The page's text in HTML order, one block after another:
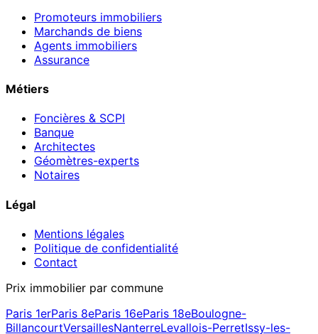
Promoteurs immobiliers
Marchands de biens
Agents immobiliers
Assurance
Métiers
Foncières & SCPI
Banque
Architectes
Géomètres-experts
Notaires
Légal
Mentions légales
Politique de confidentialité
Contact
Prix immobilier par commune
Paris 1erParis 8eParis 16eParis 18eBoulogne-
BillancourtVersaillesNanterreLevallois-PerretIssy-les-